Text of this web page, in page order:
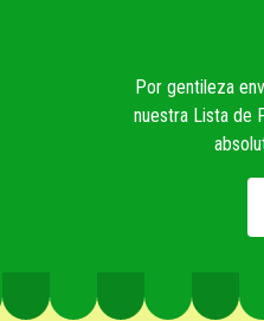
Por gentileza
nuestra Lista de